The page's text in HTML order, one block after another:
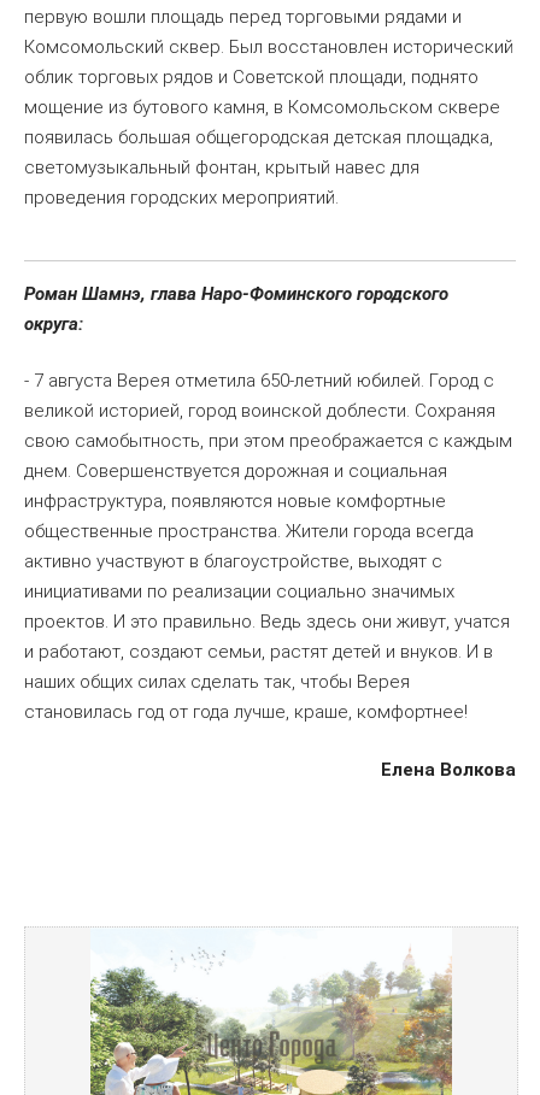
первую вошли площадь перед торговыми рядами и
Комсомольский сквер. Был восстановлен исторический
облик торговых рядов и Советской площади, поднято
мощение из бутового камня, в Комсомольском сквере
появилась большая общегородская детская площадка,
светомузыкальный фонтан, крытый навес для
проведения городских мероприятий.
Роман Шамнэ, глава Наро-Фоминского городского
округа:
- 7 августа Верея отметила 650-летний юбилей. Город с
великой историей, город воинской доблести. Сохраняя
свою самобытность, при этом преображается с каждым
днем. Совершенствуется дорожная и социальная
инфраструктура, появляются новые комфортные
общественные пространства. Жители города всегда
активно участвуют в благоустройстве, выходят с
инициативами по реализации социально значимых
проектов. И это правильно. Ведь здесь они живут, учатся
и работают, создают семьи, растят детей и внуков. И в
наших общих силах сделать так, чтобы Верея
становилась год от года лучше, краше, комфортнее!
Елена Волкова